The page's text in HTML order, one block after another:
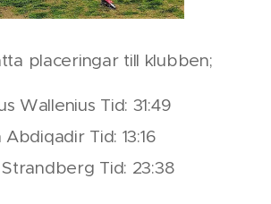
placeringar till klubben;
Wallenius Tid: 31:49
Tid: 13:16
Tid: 23:38